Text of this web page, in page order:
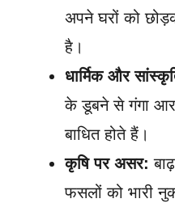
अपने घरों को
है।
धार्मिक और
के डूबने से गंगा
बाधित होते हैं।
कृषि पर असर:
फसलों को भारी